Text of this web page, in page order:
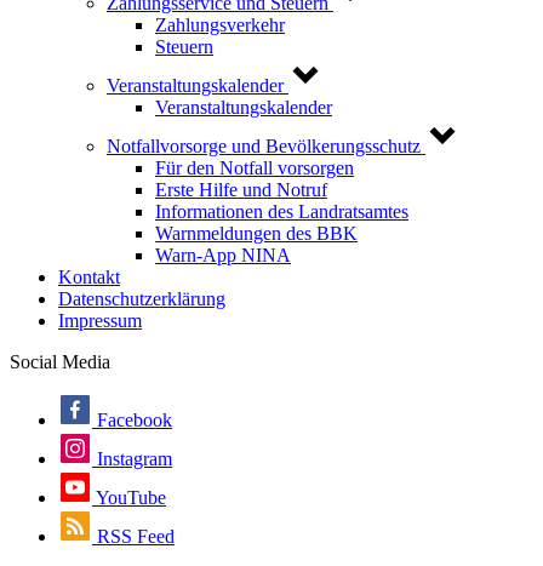
Zahlungsverkehr
Steuern
Veranstaltungskalender
Veranstaltungskalender
Notfallvorsorge und Bevölkerungsschutz
Für den Notfall vorsorgen
Erste Hilfe und Notruf
Informationen des Landratsamtes
Warnmeldungen des BBK
Warn-App NINA
Kontakt
Datenschutzerklärung
Impressum
Social Media
Facebook
Instagram
YouTube
RSS Feed